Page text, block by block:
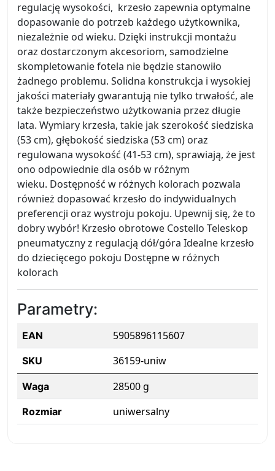
regulację wysokości, krzesło zapewnia optymalne
dopasowanie do potrzeb każdego użytkownika,
niezależnie od wieku. Dzięki instrukcji montażu
oraz dostarczonym akcesoriom, samodzielne
skompletowanie fotela nie będzie stanowiło
żadnego problemu. Solidna konstrukcja i wysokiej
jakości materiały gwarantują nie tylko trwałość, ale
także bezpieczeństwo użytkowania przez długie
lata. Wymiary krzesła, takie jak szerokość siedziska
(53 cm), głębokość siedziska (53 cm) oraz
regulowana wysokość (41-53 cm), sprawiają, że jest
ono odpowiednie dla osób w różnym
wieku. Dostępność w różnych kolorach pozwala
również dopasować krzesło do indywidualnych
preferencji oraz wystroju pokoju. Upewnij się, że to
dobry wybór! Krzesło obrotowe Costello Teleskop
pneumatyczny z regulacją dół/góra Idealne krzesło
do dziecięcego pokoju Dostępne w różnych
kolorach
Parametry:
EAN 5905896115607
SKU 36159-uniw
Waga 28500 g
Rozmiar uniwersalny